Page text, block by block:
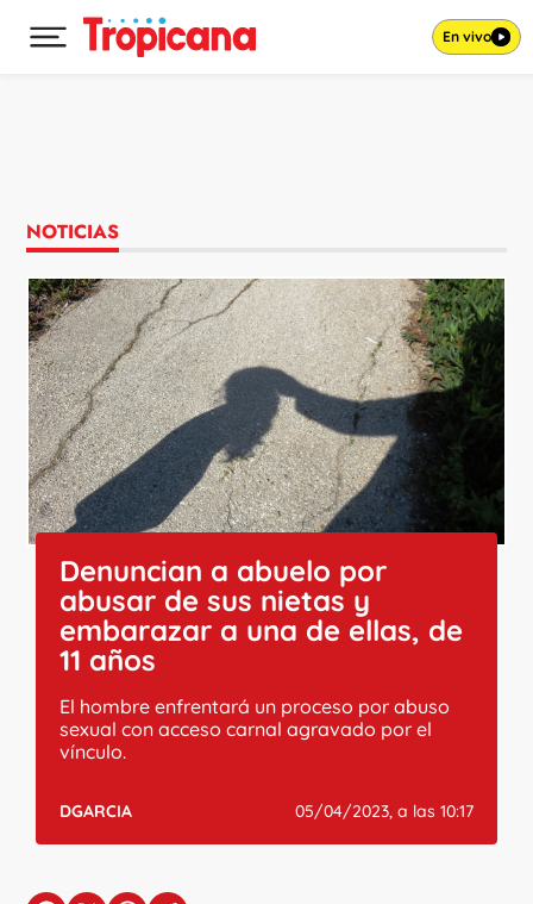
Desplegar menú principal En vivo
NOTICIAS
Denuncian a abuelo por
abusar de sus nietas y
embarazar a una de ellas, de
11 años
El hombre enfrentará un proceso por abuso
sexual con acceso carnal agravado por el
vínculo.
DGARCIA 05/04/2023, a las 10:17